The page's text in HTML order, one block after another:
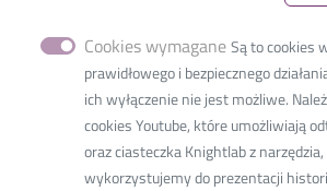
Cookies wymagane Są to cookies
prawidłowego i bezpiecznego
ich wyłączenie nie jest możliwe.
cookies Youtube, które umożliwiają
oraz ciasteczka Knightlab z
wykorzystujemy do prezentacji
Privacy policy
Accessibility